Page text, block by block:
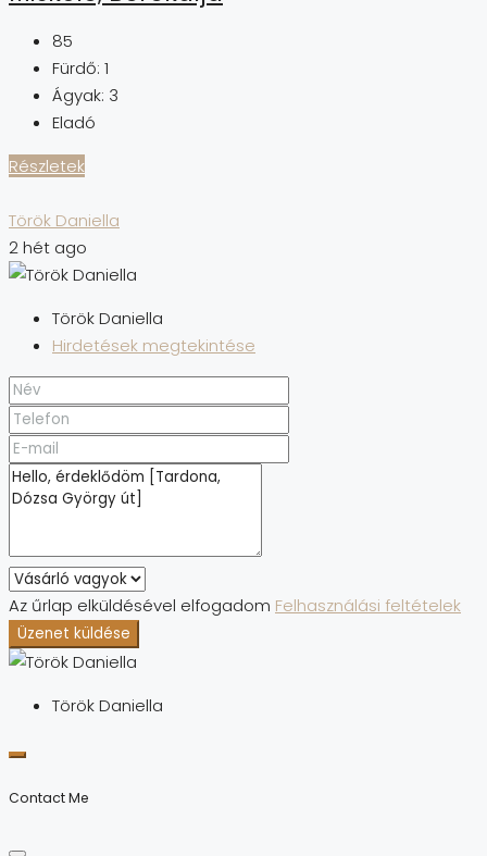
85
Fürdő: 1
Ágyak: 3
Eladó
Részletek
Török Daniella
2 hét ago
Török Daniella
Hirdetések megtekintése
Az űrlap elküldésével elfogadom Felhasználási feltételek
Üzenet küldése
Török Daniella
Contact Me